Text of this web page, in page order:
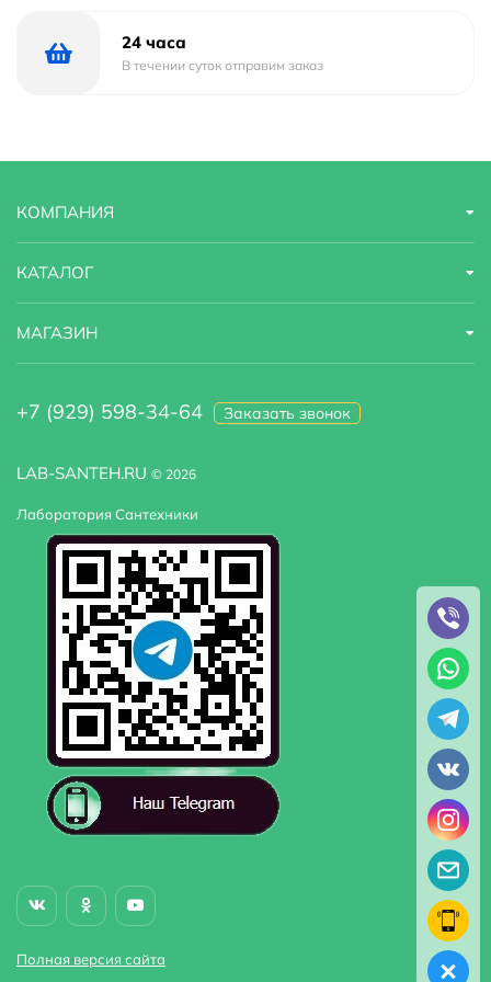
24 часа
В течении суток отправим заказ
LAB-SANTEH.RU © 2026
Лаборатория Сантехники
Полная версия сайта
КОМПАНИЯ
КАТАЛОГ
МАГАЗИН
+7 (929) 598-34-64 Заказать звонок